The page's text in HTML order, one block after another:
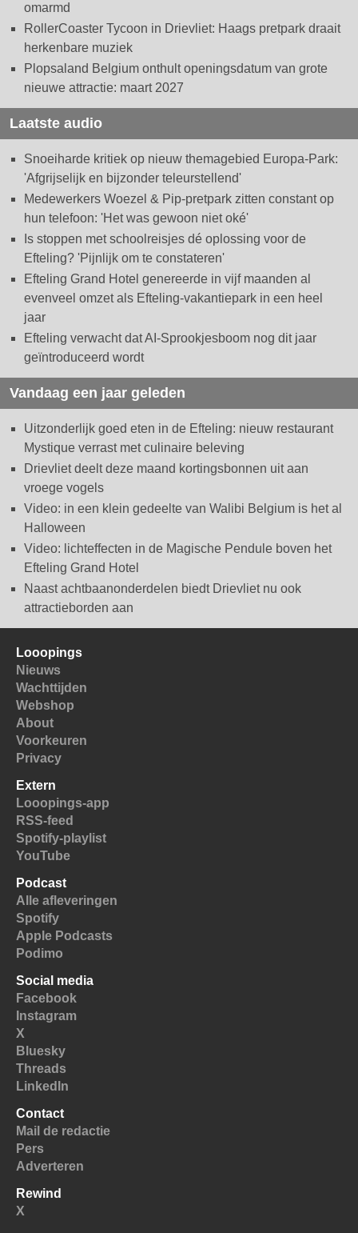
omarmd
RollerCoaster Tycoon in Drievliet: Haags pretpark draait
herkenbare muziek
Plopsaland Belgium onthult openingsdatum van grote
nieuwe attractie: maart 2027
Laatste audio
Snoeiharde kritiek op nieuw themagebied Europa-Park:
'Afgrijselijk en bijzonder teleurstellend'
Medewerkers Woezel & Pip-pretpark zitten constant op
hun telefoon: 'Het was gewoon niet oké'
Is stoppen met schoolreisjes dé oplossing voor de
Efteling? 'Pijnlijk om te constateren'
Efteling Grand Hotel genereerde in vijf maanden al
evenveel omzet als Efteling-vakantiepark in een heel
jaar
Efteling verwacht dat AI-Sprookjesboom nog dit jaar
geïntroduceerd wordt
Vandaag een jaar geleden
Uitzonderlijk goed eten in de Efteling: nieuw restaurant
Mystique verrast met culinaire beleving
Drievliet deelt deze maand kortingsbonnen uit aan
vroege vogels
Video: in een klein gedeelte van Walibi Belgium is het al
Halloween
Video: lichteffecten in de Magische Pendule boven het
Efteling Grand Hotel
Naast achtbaanonderdelen biedt Drievliet nu ook
attractieborden aan
Looopings
Nieuws
Wachttijden
Webshop
About
Voorkeuren
Privacy
Extern
Looopings-app
RSS-feed
Spotify-playlist
YouTube
Podcast
Alle afleveringen
Spotify
Apple Podcasts
Podimo
Social media
Facebook
Instagram
X
Bluesky
Threads
LinkedIn
Contact
Mail de redactie
Pers
Adverteren
Rewind
X